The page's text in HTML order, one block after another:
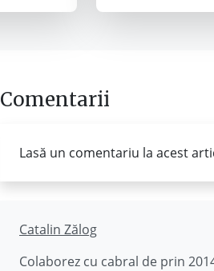
Comentarii
Lasă un comentariu la acest
Catalin Zălog
Colaborez cu cabral de prin